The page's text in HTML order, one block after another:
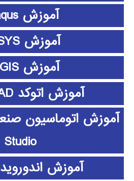
آموزش abaqus
آموزش ANSYS
آموزش ArcGIS
آموزش اتوکد AUTOCAD
Studio
آموزش اندوروید android